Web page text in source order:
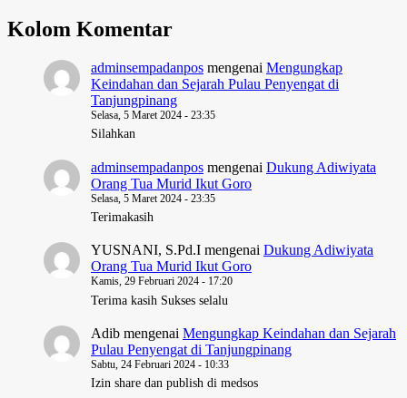
Kolom Komentar
adminsempadanpos mengenai Mengungkap
Keindahan dan Sejarah Pulau Penyengat di
Tanjungpinang
Selasa, 5 Maret 2024 - 23:35
Silahkan
adminsempadanpos mengenai Dukung Adiwiyata
Orang Tua Murid Ikut Goro
Selasa, 5 Maret 2024 - 23:35
Terimakasih
YUSNANI, S.Pd.I mengenai Dukung Adiwiyata
Orang Tua Murid Ikut Goro
Kamis, 29 Februari 2024 - 17:20
Terima kasih Sukses selalu
Adib mengenai Mengungkap Keindahan dan Sejarah
Pulau Penyengat di Tanjungpinang
Sabtu, 24 Februari 2024 - 10:33
Izin share dan publish di medsos